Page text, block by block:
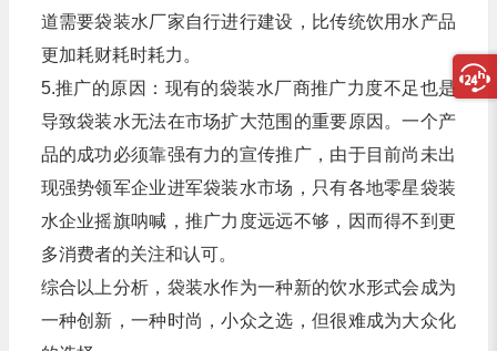
道需要袋装水厂家自行进行建设，比传统饮用水产品
更加耗财耗时耗力。
5.推广的原因：现有的袋装水厂商推广力度不足也是
导致袋装水无法在市场扩大范围的重要原因。一个产
品的成功必须靠强有力的宣传推广，由于目前尚未出
现强势领军企业进军袋装水市场，只有各地零星袋装
水企业摇旗呐喊，推广力度远远不够，因而得不到更
多消费者的关注和认可。
综合以上分析，袋装水作为一种新的饮水形式会成为
一种创新，一种时尚，小众之选，但很难成为大众化